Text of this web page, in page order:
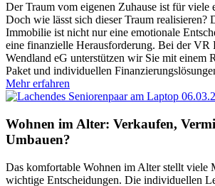
Der Traum vom eigenen Zuhause ist für viele
Doch wie lässt sich dieser Traum realisieren?
Immobilie ist nicht nur eine emotionale
eine finanzielle Herausforderung. Bei der
Wendland eG unterstützen wir Sie mit einem
Paket und individuellen
Mehr erfahren
Wohnen im Alter: Verkaufen,
Umbauen?
Das komfortable Wohnen im Alter stellt viele
wichtige Entscheidungen. Die individuellen